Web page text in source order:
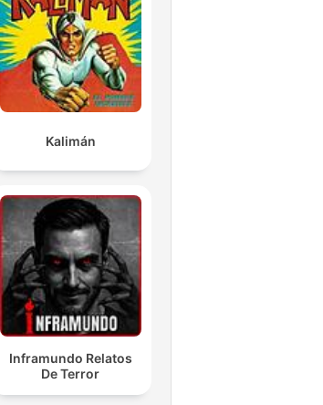
Kalimán
Inframundo Relatos
De Terror